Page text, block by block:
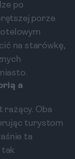
po
porze
na starówkę,
a
rażący. Oba
turystom
ta
tak